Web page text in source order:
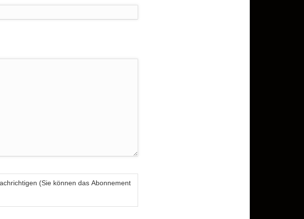
(Sie können das Abonnement